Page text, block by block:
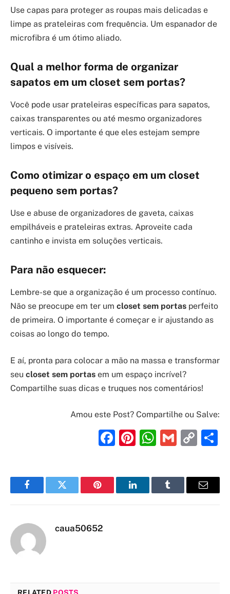
Use capas para proteger as roupas mais delicadas e
limpe as prateleiras com frequência. Um espanador de
microfibra é um ótimo aliado.
Qual a melhor forma de organizar
sapatos em um closet sem portas?
Você pode usar prateleiras específicas para sapatos,
caixas transparentes ou até mesmo organizadores
verticais. O importante é que eles estejam sempre
limpos e visíveis.
Como otimizar o espaço em um closet
pequeno sem portas?
Use e abuse de organizadores de gaveta, caixas
empilháveis e prateleiras extras. Aproveite cada
cantinho e invista em soluções verticais.
Para não esquecer:
Lembre-se que a organização é um processo contínuo.
Não se preocupe em ter um closet sem portas perfeito
de primeira. O importante é começar e ir ajustando as
coisas ao longo do tempo.
E aí, pronta para colocar a mão na massa e transformar
seu closet sem portas em um espaço incrível?
Compartilhe suas dicas e truques nos comentários!
Amou este Post? Compartilhe ou Salve:
Facebook
Pinterest
Gmail
FacebookTwitter Pinterest LinkedInTumblr Email
caua50652